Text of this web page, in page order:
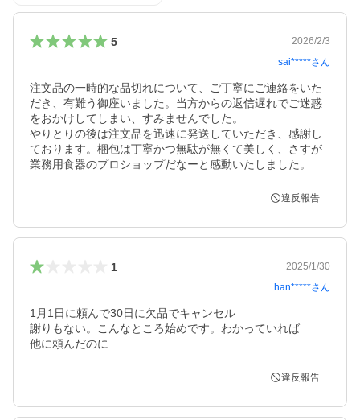
5
2026/2/3
sai*****さん
注文品の一時的な品切れについて、ご丁寧にご連絡をいた
だき、有難う御座いました。当方からの返信遅れでご迷惑
をおかけしてしまい、すみませんでした。
やりとりの後は注文品を迅速に発送していただき、感謝し
ております。梱包は丁寧かつ無駄が無くて美しく、さすが
業務用食器のプロショップだなーと感動いたしました。
違反報告
1
2025/1/30
han*****さん
1月1日に頼んで30日に欠品でキャンセル
謝りもない。こんなところ始めです。わかっていれば
他に頼んだのに
違反報告